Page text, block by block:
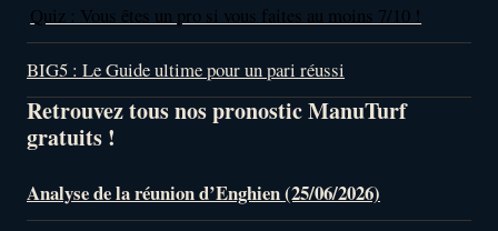
Quiz : Vous êtes un pro si vous faites au moins 7/10 !
BIG5 : Le Guide ultime pour un pari réussi
Retrouvez tous nos pronostic ManuTurf
gratuits !
Analyse de la réunion d’Enghien (25/06/2026)